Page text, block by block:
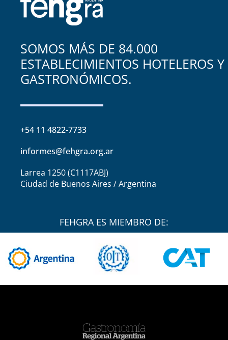
SOMOS MÁS DE 84.000
ESTABLECIMIENTOS HOTELEROS Y
GASTRONÓMICOS.
+54 11 4822-7733
informes@fehgra.org.ar
Larrea 1250 (C1117ABJ)
Ciudad de Buenos Aires / Argentina
FEHGRA ES MIEMBRO DE: